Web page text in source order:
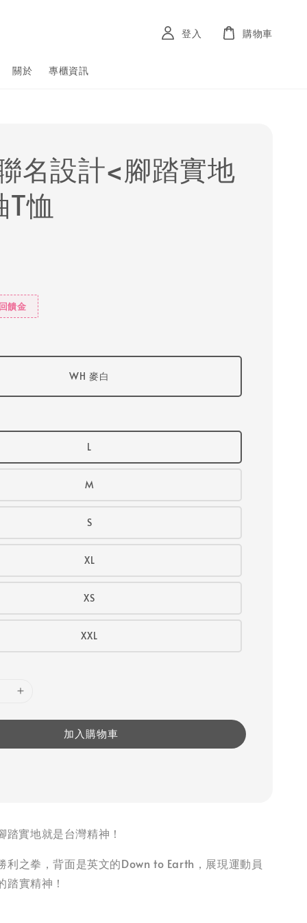
關於 專櫃資訊
登入 購物車
名設計<腳踏實地
恤
饋金
WH 麥白
L
M
S
XL
XS
XXL
加入購物車
實地就是台灣精神！
利之拳，背面是英文的Down to Earth，展現運動員
踏實精神！